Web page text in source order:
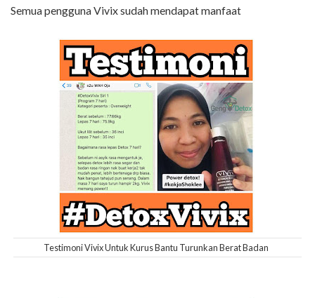
Semua pengguna Vivix sudah mendapat manfaat
Testimoni Vivix Untuk Kurus Bantu Turunkan Berat Badan